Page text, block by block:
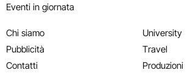
Eventi in giornata
Chi siamo
Pubblicità
Contatti
University
Travel
Produzioni